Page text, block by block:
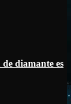
diamante es